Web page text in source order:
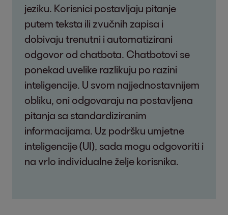
jeziku. Korisnici postavljaju pitanje
putem teksta ili zvučnih zapisa i
dobivaju trenutni i automatizirani
odgovor od chatbota. Chatbotovi se
ponekad uvelike razlikuju po razini
inteligencije. U svom najjednostavnijem
obliku, oni odgovaraju na postavljena
pitanja sa standardiziranim
informacijama. Uz podršku umjetne
inteligencije (UI), sada mogu odgovoriti i
na vrlo individualne želje korisnika.